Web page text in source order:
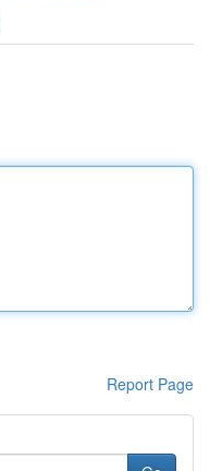
Report Page